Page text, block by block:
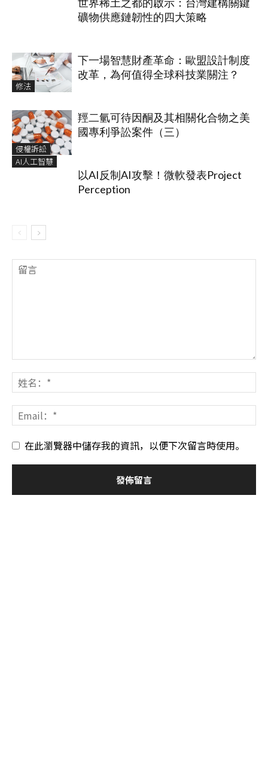
礦物供應鏈韌性的四大策略
修法
下一場智慧財產革命：歐盟設計制度
改革，為何值得全球科技業關注？
侵權訴訟
羥二氫可待因酮及其相關化合物之美
國專利爭訟案件（三）
AI人工智慧
以AI反制AI攻擊！微軟發表Project
Perception
在此瀏覽器中儲存我的資訊，以便下次留言時使用。